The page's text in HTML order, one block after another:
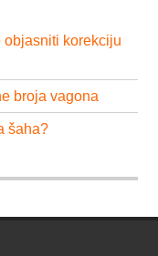
korekciju
broja vagona
šaha?